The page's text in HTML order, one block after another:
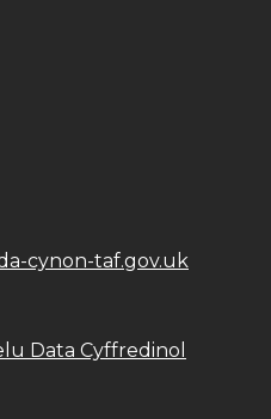
cynon-taf.gov.uk
Data Cyffredinol